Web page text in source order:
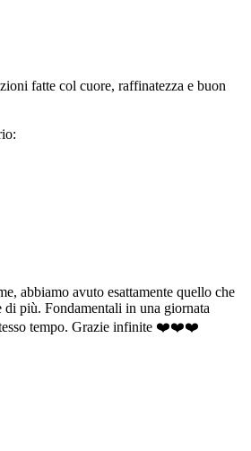
fatte col cuore, raffinatezza e buon
abbiamo avuto esattamente quello che
di più. Fondamentali in una giornata
tempo. Grazie infinite ❤️❤️❤️